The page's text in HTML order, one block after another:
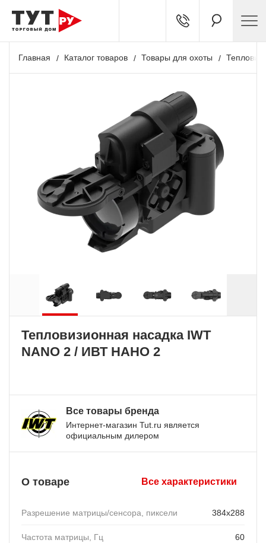
Главная Каталог товаров Товары для охоты
Тепловизионная насадка IWT
NANO 2 / ИВТ НАНО 2
Все товары бренда
Интернет-магазин Tut.ru является
официальным дилером
О товаре Все характеристики
Разрешение матрицы/сенсора, пиксели 384x288
Частота матрицы, Гц 60